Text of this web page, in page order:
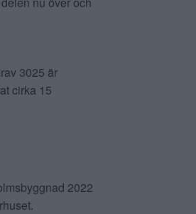
3025 är
cirka 15
2022